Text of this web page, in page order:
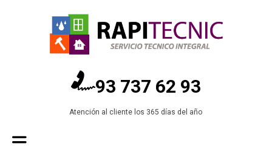
93 737 62 93
Atención al cliente los 365 días del año